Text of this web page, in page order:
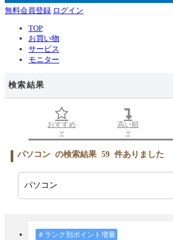
無料会員登録 ログイン
TOP
お買い物
サービス
モニター
検索結果
おすすめ 高い順
パソコン の検索結果 59 件ありました
＃ランク別ポイント増量